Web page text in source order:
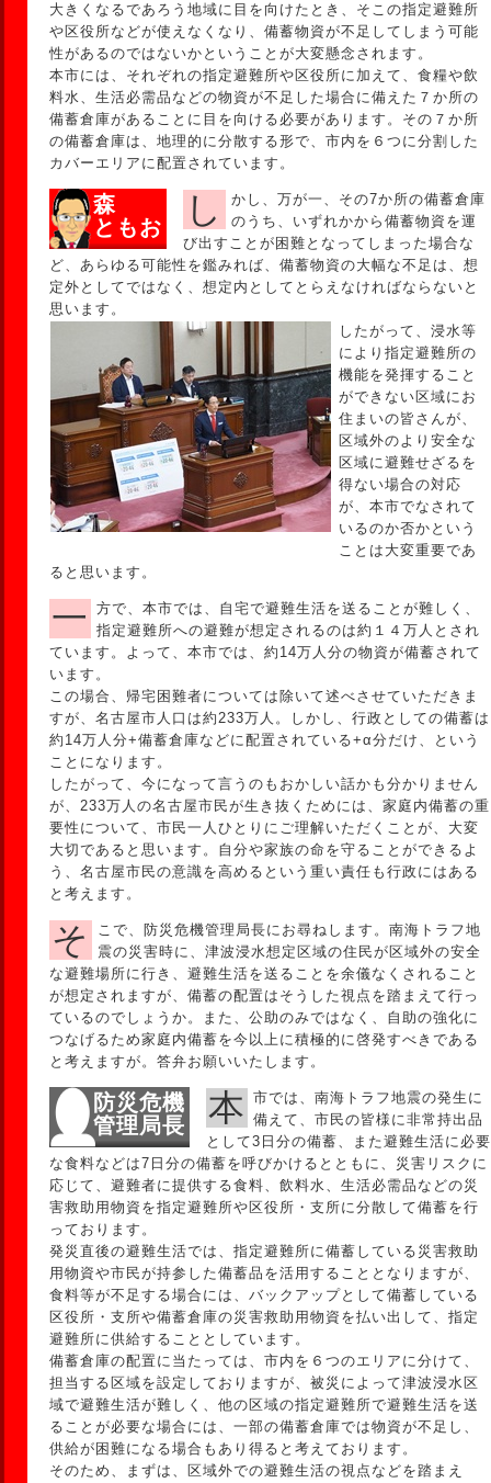
大きくなるであろう地域に目を向けたとき、そこの指定避難所
や区役所などが使えなくなり、備蓄物資が不足してしまう可能
性があるのではないかということが大変懸念されます。
本市には、それぞれの指定避難所や区役所に加えて、食糧や飲
料水、生活必需品などの物資が不足した場合に備えた７か所の
備蓄倉庫があることに目を向ける必要があります。その７か所
の備蓄倉庫は、地理的に分散する形で、市内を６つに分割した
カバーエリアに配置されています。
森
ともお
しかし、万が一、その7か所の備蓄倉庫
のうち、いずれかから備蓄物資を運
び出すことが困難となってしまった場合な
ど、あらゆる可能性を鑑みれば、備蓄物資の大幅な不足は、想
定外としてではなく、想定内としてとらえなければならないと
思います。
したがって、浸水等
により指定避難所の
機能を発揮すること
ができない区域にお
住まいの皆さんが、
区域外のより安全な
区域に避難せざるを
得ない場合の対応
が、本市でなされて
いるのか否かという
ことは大変重要であ
ると思います。
一方で、本市では、自宅で避難生活を送ることが難しく、
指定避難所への避難が想定されるのは約１４万人とされ
ています。よって、本市では、約14万人分の物資が備蓄されて
います。
この場合、帰宅困難者については除いて述べさせていただきま
すが、名古屋市人口は約233万人。しかし、行政としての備蓄は
約14万人分+備蓄倉庫などに配置されている+α分だけ、という
ことになります。
したがって、今になって言うのもおかしい話かも分かりません
が、233万人の名古屋市民が生き抜くためには、家庭内備蓄の重
要性について、市民一人ひとりにご理解いただくことが、大変
大切であると思います。自分や家族の命を守ることができるよ
う、名古屋市民の意識を高めるという重い責任も行政にはある
と考えます。
そこで、防災危機管理局長にお尋ねします。南海トラフ地
震の災害時に、津波浸水想定区域の住民が区域外の安全
な避難場所に行き、避難生活を送ることを余儀なくされること
が想定されますが、備蓄の配置はそうした視点を踏まえて行っ
ているのでしょうか。また、公助のみではなく、自助の強化に
つなげるため家庭内備蓄を今以上に積極的に啓発すべきである
と考えますが。答弁お願いいたします。
防災危機
管理局長
本市では、南海トラフ地震の発生に 備えて、市民の皆様に非常持出品
として3日分の備蓄、また避難生活に必要
な食料などは7日分の備蓄を呼びかけるとともに、災害リスクに
応じて、避難者に提供する食料、飲料水、生活必需品などの災
害救助用物資を指定避難所や区役所・支所に分散して備蓄を行
っております。
発災直後の避難生活では、指定避難所に備蓄している災害救助
用物資や市民が持参した備蓄品を活用することとなりますが、
食料等が不足する場合には、バックアップとして備蓄している
区役所・支所や備蓄倉庫の災害救助用物資を払い出して、指定
避難所に供給することとしています。
備蓄倉庫の配置に当たっては、市内を６つのエリアに分けて、
担当する区域を設定しておりますが、被災によって津波浸水区
域で避難生活が難しく、他の区域の指定避難所で避難生活を送
ることが必要な場合には、一部の備蓄倉庫では物資が不足し、
供給が困難になる場合もあり得ると考えております。
そのため、まずは、区域外での避難生活の視点などを踏まえ